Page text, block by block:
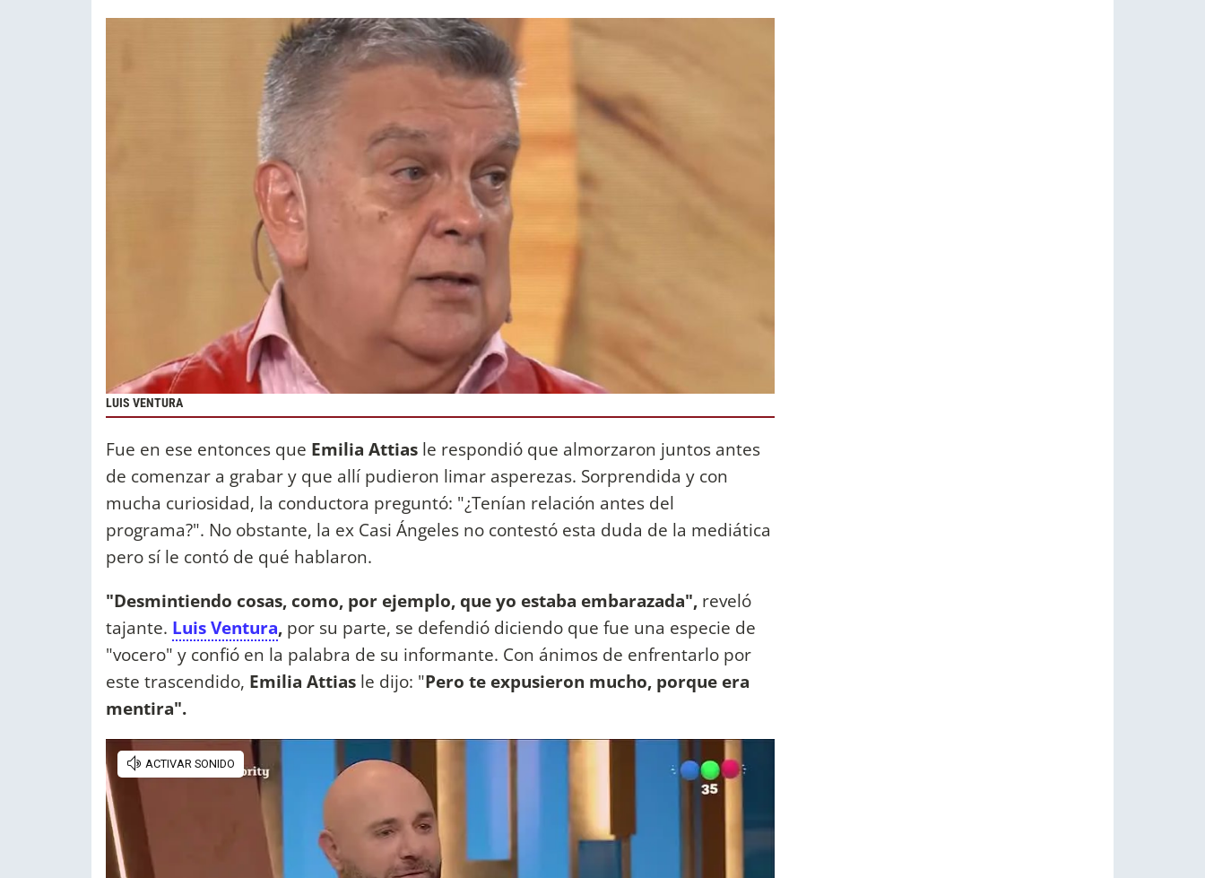
LUIS VENTURA
Fue en ese entonces que Emilia Attias le respondió que almorzaron juntos antes
de comenzar a grabar y que allí pudieron limar asperezas. Sorprendida y con
mucha curiosidad, la conductora preguntó: "¿Tenían relación antes del
programa?". No obstante, la ex Casi Ángeles no contestó esta duda de la mediática
pero sí le contó de qué hablaron.
"Desmintiendo cosas, como, por ejemplo, que yo estaba embarazada", reveló
tajante. Luis Ventura, por su parte, se defendió diciendo que fue una especie de
"vocero" y confió en la palabra de su informante. Con ánimos de enfrentarlo por
este trascendido, Emilia Attias le dijo: "Pero te expusieron mucho, porque era
mentira".